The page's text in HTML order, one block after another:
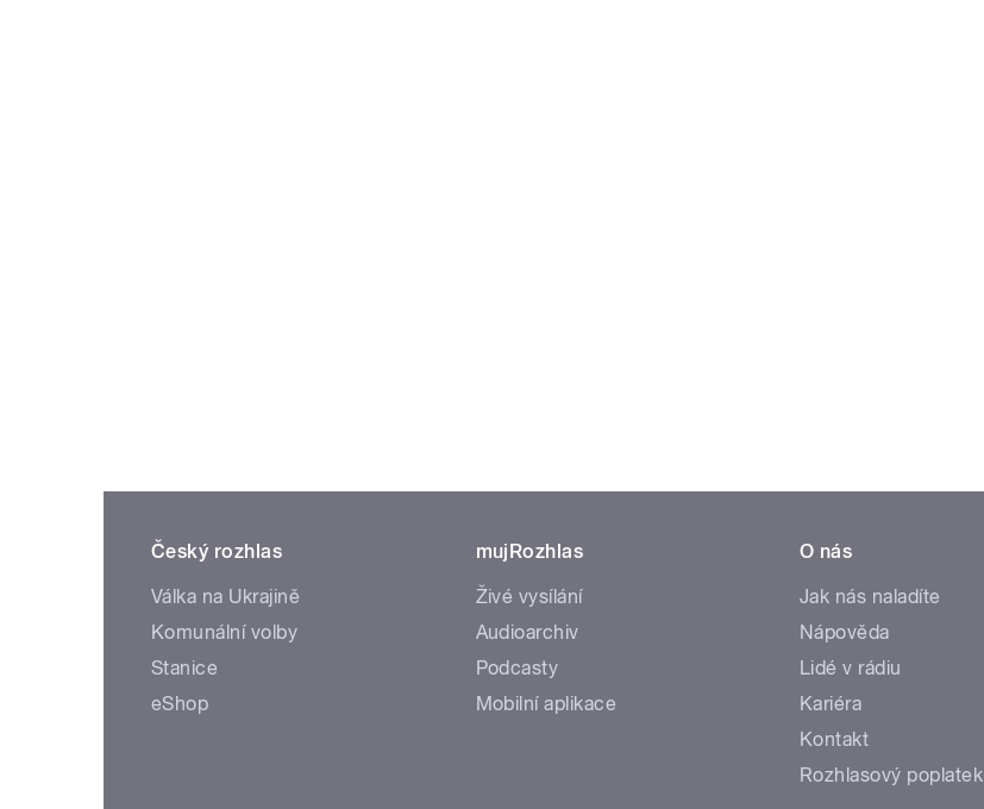
Český rozhlas
Válka na Ukrajině
Komunální volby
Stanice
eShop
mujRozhlas
Živé vysílání
Audioarchiv
Podcasty
Mobilní aplikace
O nás
Jak nás naladíte
Nápověda
Lidé v rádiu
Kariéra
Kontakt
Rozhlasový poplatek